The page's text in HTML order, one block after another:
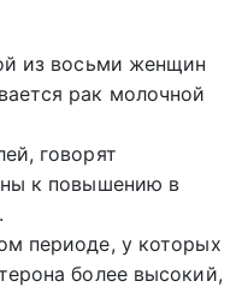
из восьми женщин
рак молочной
говорят
к повышению в
периоде, у которых
более высокий,